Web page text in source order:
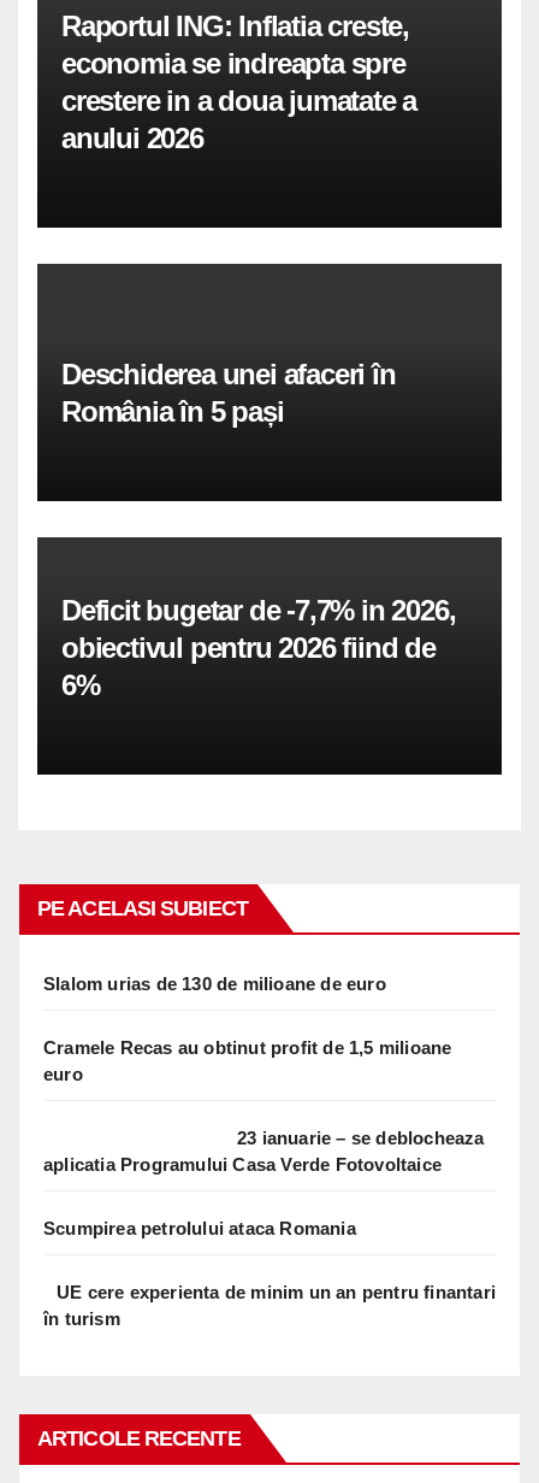
Raportul ING: Inflatia creste,
economia se indreapta spre
crestere in a doua jumatate a
anului 2026
Deschiderea unei afaceri în
România în 5 pași
Deficit bugetar de -7,7% in 2026,
obiectivul pentru 2026 fiind de
6%
PE ACELASI SUBIECT
Slalom urias de 130 de milioane de euro
Cramele Recas au obtinut profit de 1,5 milioane
euro
23 ianuarie – se deblocheaza
aplicatia Programului Casa Verde Fotovoltaice
Scumpirea petrolului ataca Romania
UE cere experienta de minim un an pentru finantari
în turism
ARTICOLE RECENTE